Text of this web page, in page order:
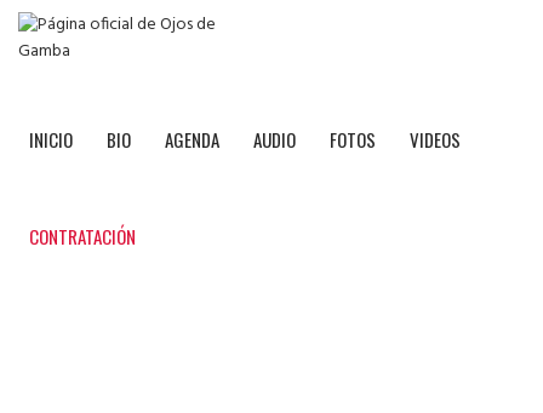
INICIO BIO AGENDA AUDIO FOTOS VIDEOS
CONTRATACIÓN